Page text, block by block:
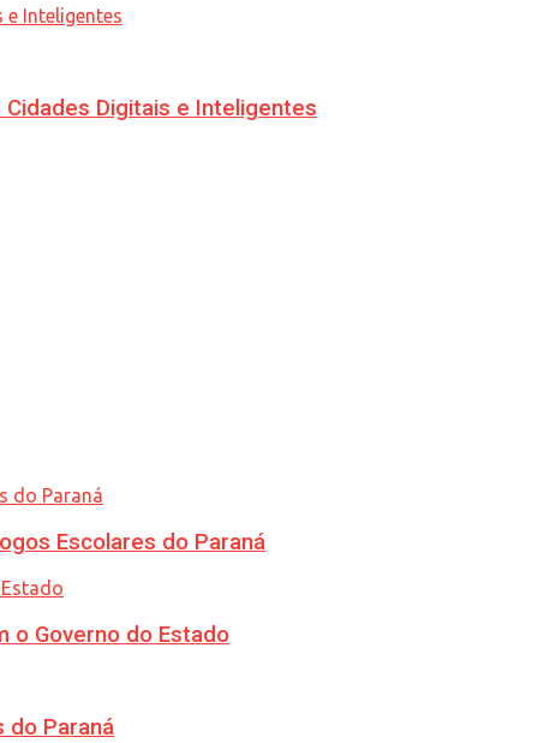
Digitais e Inteligentes
Escolares do Paraná
o Governo do Estado
do Paraná